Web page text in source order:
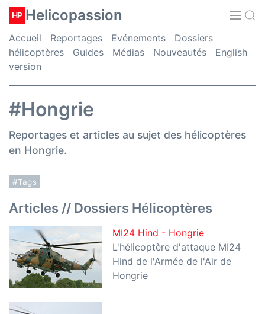
HP Helicopassion
Accueil Reportages Evénements
Dossiers
hélicoptères
Guides Médias Nouveautés
English
version
#Hongrie
Reportages et articles au sujet des hélicoptères
en Hongrie.
#Tags
Articles // Dossiers Hélicoptères
MI24 Hind - Hongrie
L'hélicoptère d'attaque MI24
Hind de l'Armée de l'Air de
Hongrie